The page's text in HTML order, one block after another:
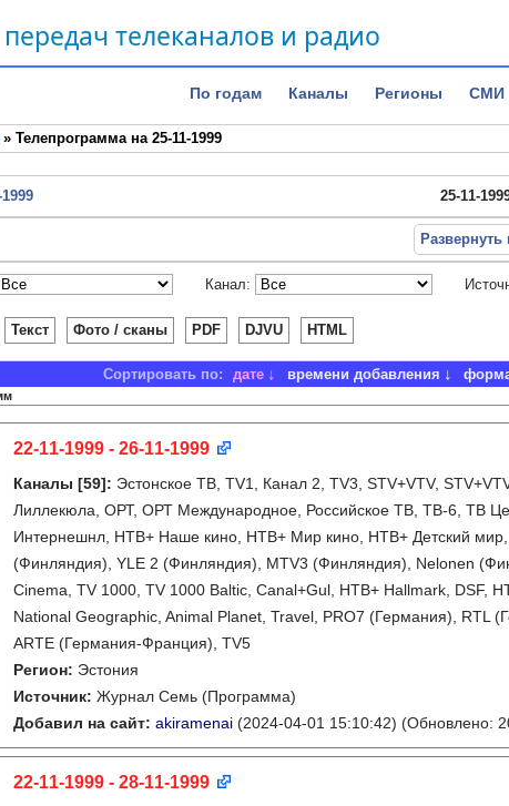
телеканалов и радио
По годам Каналы Регионы СМИ
» Телепрограмма на 25-11-1999
25-11-
Развернуть
Канал:
Текст Фото / сканы PDF DJVU HTML
Сортировать по: дате времени добавления
22-11-1999 - 26-11-1999
Каналы [59]: Эстонское ТВ, TV1, Канал 2, TV3, STV+VTV,
Лиллекюла, ОРТ, ОРТ Международное, Российское ТВ, ТВ-6, ТВ
Интернешнл, НТВ+ Наше кино, НТВ+ Мир кино, НТВ+ Детский
(Финляндия), YLE 2 (Финляндия), MTV3 (Финляндия), Nelonen
Cinema, TV 1000, TV 1000 Baltic, Canal+Gul, НТВ+ Hallmark, DSF,
National Geographic, Animal Planet, Travel, PRO7 (Германия), RTL
ARTE (Германия-Франция), TV5
Регион: Эстония
Источник: Журнал Семь (Программа)
Добавил на сайт: akiramenai (2024-04-01 15:10:42) (Обновлено:
22-11-1999 - 28-11-1999